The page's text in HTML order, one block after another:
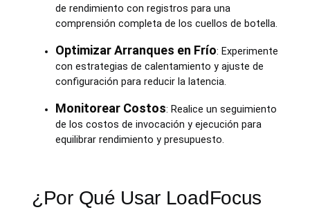
de rendimiento con registros para una
comprensión completa de los cuellos de botella.
Optimizar Arranques en Frío: Experimente
con estrategias de calentamiento y ajuste de
configuración para reducir la latencia.
Monitorear Costos: Realice un seguimiento
de los costos de invocación y ejecución para
equilibrar rendimiento y presupuesto.
¿Por Qué Usar LoadFocus